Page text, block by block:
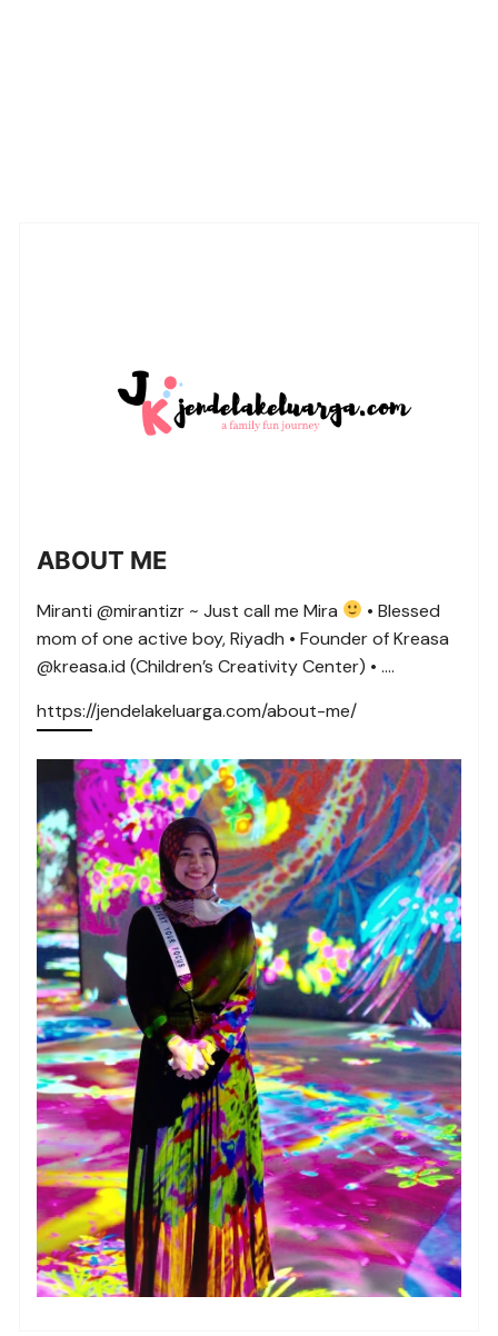
ABOUT ME
Miranti @mirantizr ~ Just call me Mira
• Blessed
mom of one active boy, Riyadh • Founder of Kreasa
@kreasa.id (Children’s Creativity Center) • ….
https://jendelakeluarga.com/about-me/